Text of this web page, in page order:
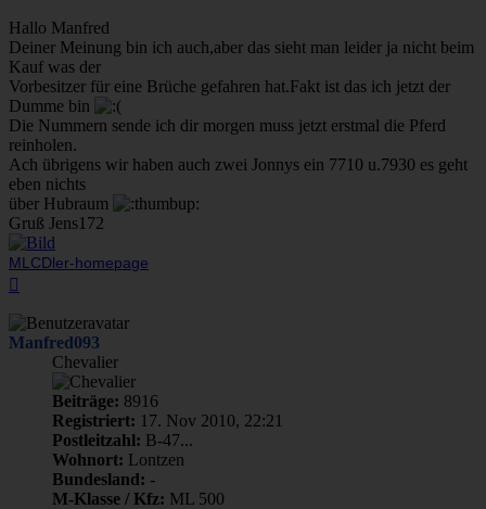
Hallo Manfred
Deiner Meinung bin ich auch,aber das sieht man leider ja nicht beim
Kauf was der
Vorbesitzer für eine Brüche gefahren hat.Fakt ist das ich jetzt der
Dumme bin
Die Nummern sende ich dir morgen muss jetzt erstmal die Pferd
reinholen.
Ach übrigens wir haben auch zwei Jonnys ein 7710 u.7930 es geht
eben nichts
über Hubraum
Gruß Jens172
MLCDler-homepage
Manfred093
Chevalier
Beiträge: 8916
Registriert: 17. Nov 2010, 22:21
Postleitzahl: B-47...
Wohnort: Lontzen
Bundesland: -
M-Klasse / Kfz: ML 500